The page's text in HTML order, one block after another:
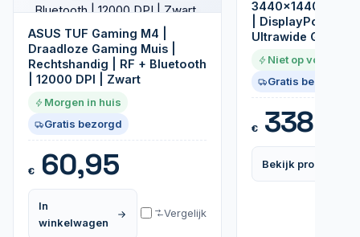
ASUS TUF Gaming M4 |
Draadloze Gaming Muis |
Rechtshandig | RF + Bluetooth
| 12000 DPI | Zwart
Morgen in huis
Gratis bezorgd
€60,95
In
winkelwagen
Vergelijk
3440x1440 VA |
| DisplayPort &
Ultrawide
Niet op voorraad
Gratis bezorgd
€338,99
Bekijk product